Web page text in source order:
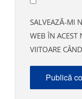
SALVEAZĂ-MI
WEB ÎN ACEST
VIITOARE